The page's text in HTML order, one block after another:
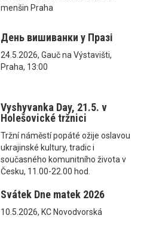
menšin Praha
День вишиванки у Празі
24.5.2026, Gauč na Výstavišti,
Praha, 13:00
Vyshyvanka Day, 21.5. v
Holešovické tržnici
Tržní náměstí popáté ožije oslavou
ukrajinské kultury, tradic i
současného komunitního života v
Česku, 11.00-22.00 hod.
Svátek Dne matek 2026
10.5.2026, KC Novodvorská